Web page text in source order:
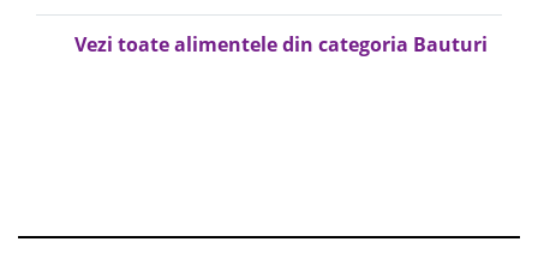
Vezi toate alimentele din categoria Bauturi